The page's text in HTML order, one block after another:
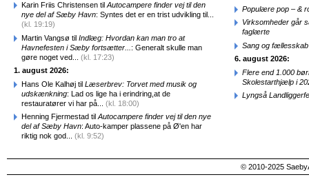
Karin Friis Christensen til Autocampere finder vej til den
nye del af Sæby Havn: Syntes det er en trist udvikling til...
(kl. 19:19)
Martin Vangsø til Indlæg: Hvordan kan man tro at
Havnefesten i Sæby fortsætter... : Generalt skulle man
gøre noget ved... (kl. 17:23)
1. august 2026:
Hans Ole Kalhøj til Læserbrev: Torvet med musik og
udskænkning: Lad os lige ha i erindring,at de
restauratører vi har på... (kl. 18:00)
Henning Fjermestad til Autocampere finder vej til den nye
del af Sæby Havn: Auto-kamper plassene på Ø'en har
riktig nok god... (kl. 9:52)
Populære pop – &
Virksomheder går
faglærte
Sang og
6. august 2026:
Flere end 1.000
Skolestarthjælp i
Lyngså
© 2010-2025